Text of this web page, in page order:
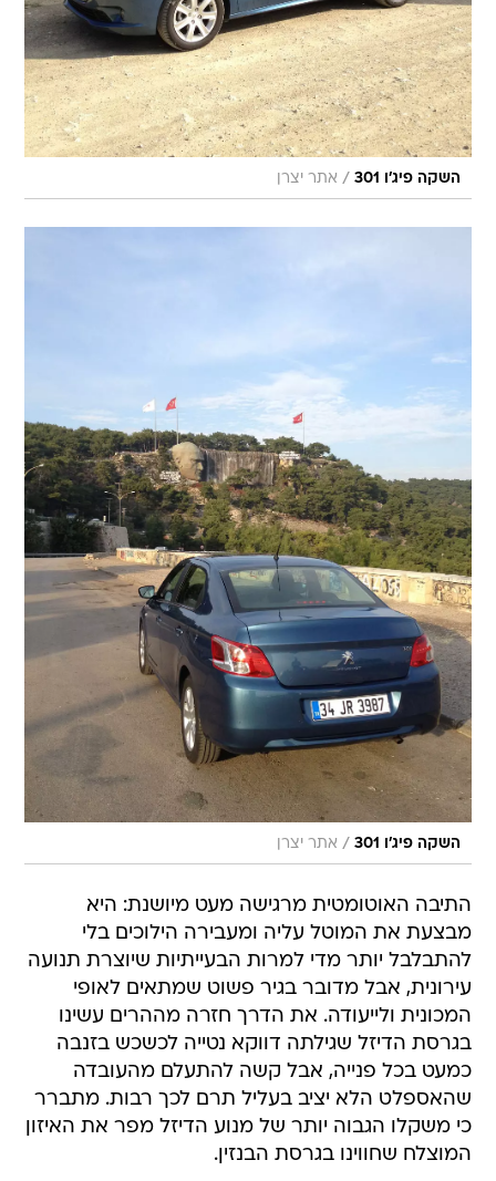
השקה פיג'ו 301 / אתר יצרן
השקה פיג'ו 301 / אתר יצרן
התיבה האוטומטית מרגישה מעט מיושנת: היא
מבצעת את המוטל עליה ומעבירה הילוכים בלי
להתבלבל יותר מדי למרות הבעייתיות שיוצרת תנועה
עירונית, אבל מדובר בגיר פשוט שמתאים לאופי
המכונית ולייעודה. את הדרך חזרה מההרים עשינו
בגרסת הדיזל שגילתה דווקא נטייה לכשכש בזנבה
כמעט בכל פנייה, אבל קשה להתעלם מהעובדה
שהאספלט הלא יציב בעליל תרם לכך רבות. מתברר
כי משקלו הגבוה יותר של מנוע הדיזל מפר את האיזון
המוצלח שחווינו בגרסת הבנזין.